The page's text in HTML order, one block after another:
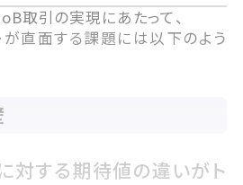
取引の実現にあたって、
が直面する課題には以下のよう
対する期待値の違いがト